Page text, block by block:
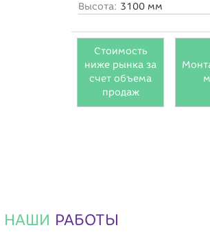
Высота: 3100 мм
Стоимость
ниже рынка за
счет объема
продаж
НАШИ РАБОТЫ